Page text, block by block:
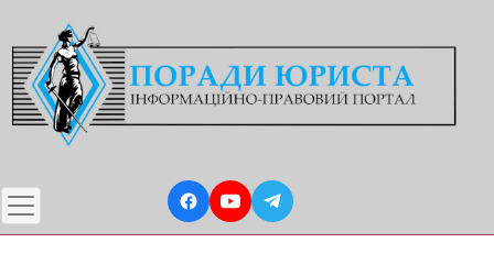
до
основного
вмісту